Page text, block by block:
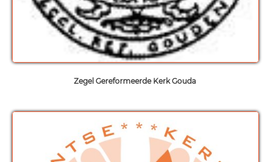
Zegel Gereformeerde KerkGouda